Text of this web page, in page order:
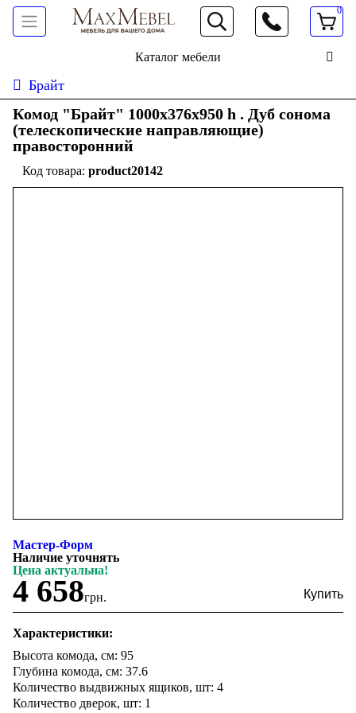
066 472 19 61
0
Каталог мебели
Брайт
Комод "Брайт" 1000х376х950 h . Дуб сонома
(телескопические направляющие)
правосторонний
product20142
Мастер-Форм
Наличие уточнять
Цена актуальна!
4 658грн.
Характеристики:
Высота комода, см: 95
Глубина комода, см: 37.6
Количество выдвижных ящиков, шт: 4
Количество дверок, шт: 1